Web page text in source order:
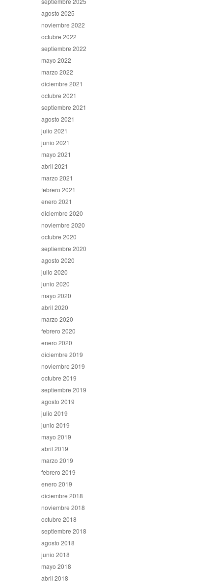
agosto 2025
noviembre 2022
octubre 2022
septiembre 2022
mayo 2022
marzo 2022
diciembre 2021
octubre 2021
septiembre 2021
agosto 2021
julio 2021
junio 2021
mayo 2021
abril 2021
marzo 2021
febrero 2021
enero 2021
diciembre 2020
noviembre 2020
octubre 2020
septiembre 2020
agosto 2020
julio 2020
junio 2020
mayo 2020
abril 2020
marzo 2020
febrero 2020
enero 2020
diciembre 2019
noviembre 2019
octubre 2019
septiembre 2019
agosto 2019
julio 2019
junio 2019
mayo 2019
abril 2019
marzo 2019
febrero 2019
enero 2019
diciembre 2018
noviembre 2018
octubre 2018
septiembre 2018
agosto 2018
junio 2018
mayo 2018
abril 2018